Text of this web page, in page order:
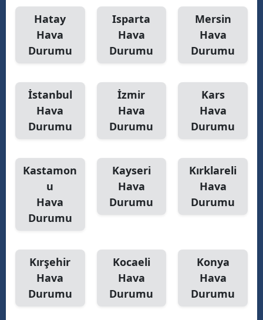
Hatay
Hava
Durumu
Isparta
Hava
Durumu
Mersin
Hava
Durumu
İstanbul
Hava
Durumu
İzmir
Hava
Durumu
Kars
Hava
Durumu
Kastamon
u
Hava
Durumu
Kayseri
Hava
Durumu
Kırklareli
Hava
Durumu
Kırşehir
Hava
Durumu
Kocaeli
Hava
Durumu
Konya
Hava
Durumu